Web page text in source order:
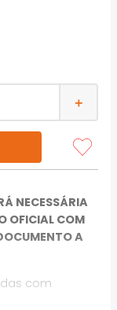
＋
NECESSÁRIA
OFICIAL COM
A
com